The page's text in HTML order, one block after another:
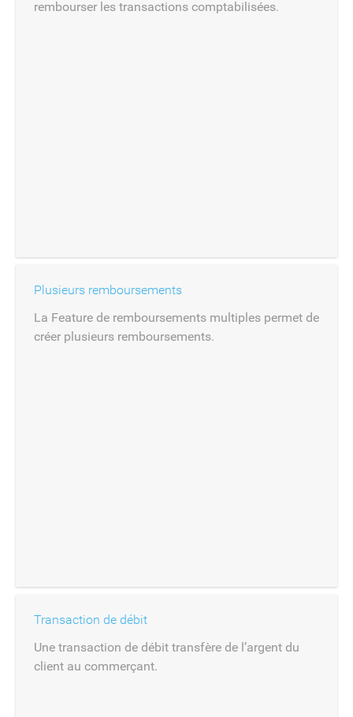
rembourser les transactions comptabilisées.
Plusieurs remboursements
La Feature de remboursements multiples permet de
créer plusieurs remboursements.
Transaction de débit
Une transaction de débit transfère de l’argent du
client au commerçant.